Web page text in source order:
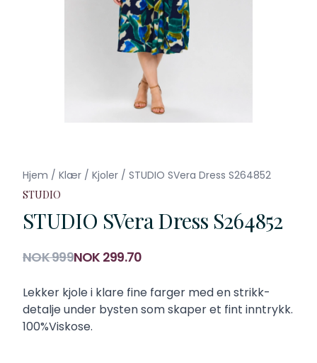
Hjem / Klær / Kjoler / STUDIO SVera Dress S264852
STUDIO
STUDIO SVera Dress S264852
Produktdetaljer
NOK 999NOK 299.70
Description
Lekker kjole i klare fine farger med en strikk-
detalje under bysten som skaper et fint inntrykk.
100%Viskose.